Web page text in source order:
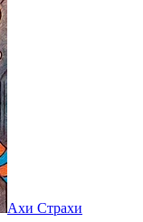
Ахи Страхи